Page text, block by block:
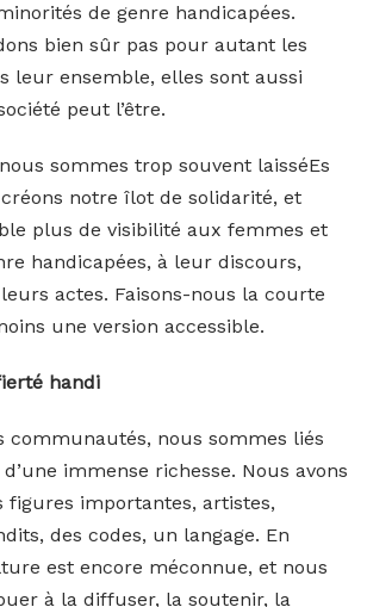
de genre handicapées.
bien sûr pas pour autant les
leur ensemble, elles sont aussi
peut l’être.
sommes trop souvent laisséEs
notre îlot de solidarité, et
plus de visibilité aux femmes et
handicapées, à leur discours,
actes. Faisons-nous la courte
une version accessible.
handi
communautés, nous sommes liés
immense richesse. Nous avons
figures importantes, artistes,
des codes, un langage. En
est encore méconnue, et nous
à la diffuser, la soutenir, la